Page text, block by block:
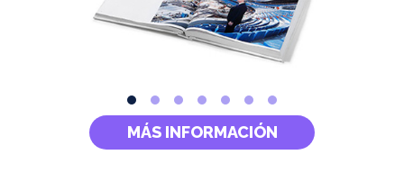
MÁS INFORMACIÓN